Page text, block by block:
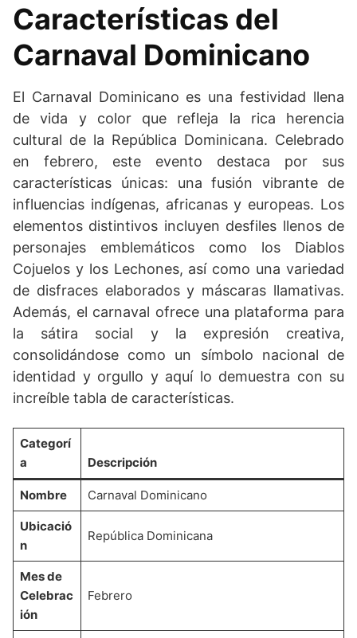
Características del
Carnaval Dominicano
El Carnaval Dominicano es una festividad llena
de vida y color que refleja la rica herencia
cultural de la República Dominicana. Celebrado
en febrero, este evento destaca por sus
características únicas: una fusión vibrante de
influencias indígenas, africanas y europeas. Los
elementos distintivos incluyen desfiles llenos de
personajes emblemáticos como los Diablos
Cojuelos y los Lechones, así como una variedad
de disfraces elaborados y máscaras llamativas.
Además, el carnaval ofrece una plataforma para
la sátira social y la expresión creativa,
consolidándose como un símbolo nacional de
identidad y orgullo y aquí lo demuestra con su
increíble tabla de características.
Categorí
a
Descripción
Nombre Carnaval Dominicano
Ubicació
n
República Dominicana
Mes de
Celebrac
ión
Febrero